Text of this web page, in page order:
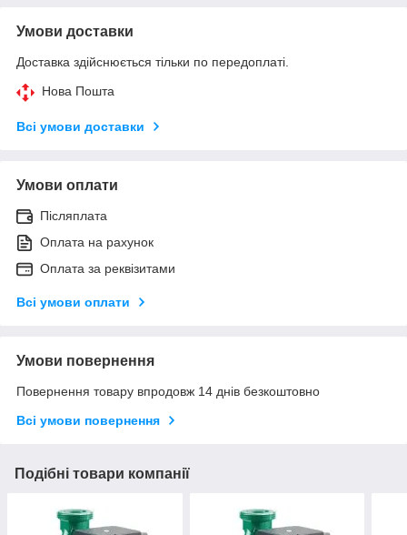
Умови доставки
Доставка здійснюється тільки по передоплаті.
Нова Пошта
Всі умови доставки
Умови оплати
Післяплата
Оплата на рахунок
Оплата за реквізитами
Всі умови оплати
Умови повернення
Повернення товару впродовж 14 днів безкоштовно
Всі умови повернення
Подібні товари компанії